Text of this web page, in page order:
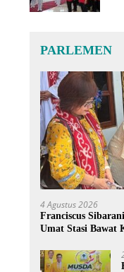
PARLEMEN
4 Agustus 2026
Franciscus
Umat Stasi Bawat